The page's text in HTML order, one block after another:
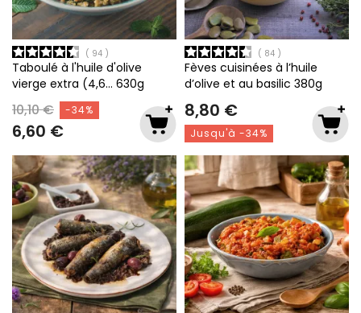
94
Taboulé à l'huile d'olive
vierge extra (4,6… 630g
10,10 € -34%
6,60 €
84
Fèves cuisinées à l’huile
d’olive et au basilic 380g
8,80 €
Jusqu'à -34%